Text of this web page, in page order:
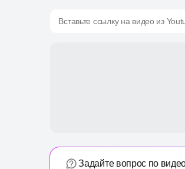
Вставьте ссылку на видео из
Задайте вопрос по